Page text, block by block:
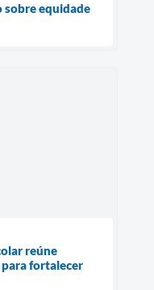
sobre equidade
reúne
fortalecer